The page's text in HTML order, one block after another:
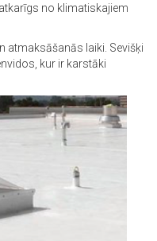
no klimatiskajiem
atmaksāšanās laiki. Sevišķi
kur ir karstāki